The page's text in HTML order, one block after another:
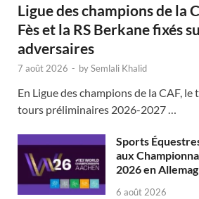
Ligue des champions de la
Fès et la RS Berkane fixés
adversaires
7 août 2026 - bySemlali Khalid
En Ligue des champions de la CAF, le
tours préliminaires 2026-2027 …
Sports
aux
2026 en
6 août 2026